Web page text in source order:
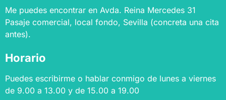
Me puedes encontrar en Avda. Reina Mercedes 31
Pasaje comercial, local fondo, Sevilla (concreta una cita
antes).
Horario
Puedes escribirme o hablar conmigo de lunes a viernes
de 9.00 a 13.00 y de 15.00 a 19.00